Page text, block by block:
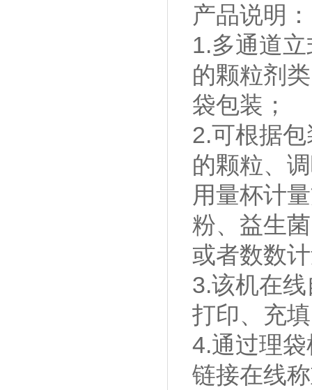
产品说明：
1.多通道
的颗粒剂
袋包装；
2.可根据
的颗粒、
用量杯计
粉、益生
或者数数
3.该机在
打印、充
4.通过理
链接在线